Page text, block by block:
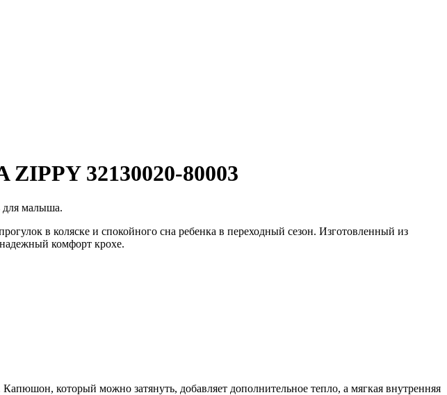
32130020-80003
для малыша.
в коляске и спокойного сна ребенка в переходный сезон. Изготовленный из
комфорт крохе.
который можно затянуть, добавляет дополнительное тепло, а мягкая внутренняя